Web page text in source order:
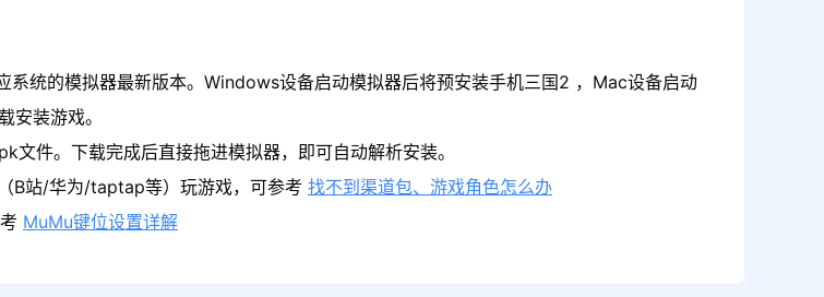
统的模拟器最新版本。Windows设备启动模拟器后将预安装手机三国2 ，Mac设备启动
安装游戏。
件。下载完成后直接拖进模拟器，即可自动解析安装。
B站/华为/taptap等）玩游戏，可参考 找不到渠道包、游戏角色怎么办
MuMu键位设置详解